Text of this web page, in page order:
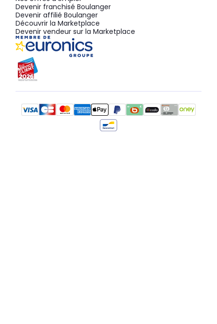
Devenir franchisé Boulanger
Devenir affilié Boulanger
Découvrir la Marketplace
Devenir vendeur sur la Marketplace